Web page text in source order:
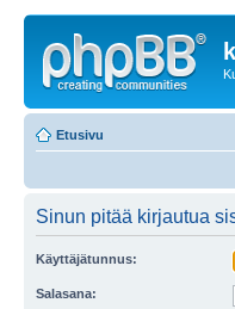
Etusivu
Sinun pitää kirjautua
Käyttäjätunnus:
Salasana: